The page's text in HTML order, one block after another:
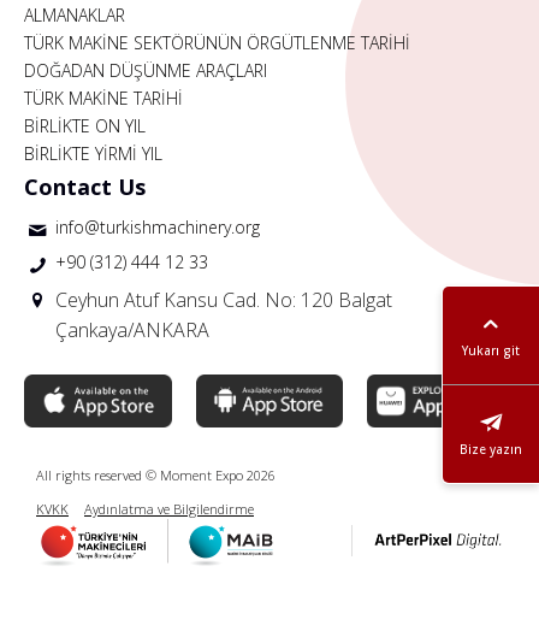
Yukarı git
Bize yazın
ALMANAKLAR
TÜRK MAKİNE SEKTÖRÜNÜN ÖRGÜTLENME TARİHİ
DOĞADAN DÜŞÜNME ARAÇLARI
TÜRK MAKİNE TARİHİ
BİRLİKTE ON YIL
BİRLİKTE YİRMİ YIL
Contact Us
info@turkishmachinery.org
+90 (312) 444 12 33
Ceyhun Atuf Kansu Cad. No: 120 Balgat
Çankaya/ANKARA
All rights reserved © Moment Expo 2026
KVKK
Aydınlatma ve Bilgilendirme